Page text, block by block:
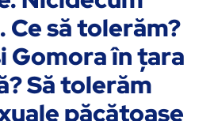
să tolerăm?
Gomora în ţara
Să tolerăm
păcătoase